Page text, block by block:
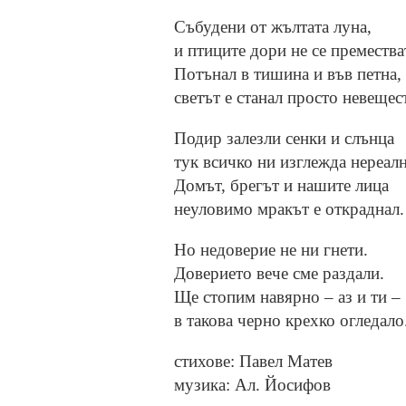
Събудени от жълтата луна,
и птиците дори не се
Потънал в тишина и във петна,
светът е станал просто
Подир залезли сенки и слънца
тук всичко ни изглежда
Домът, брегът и нашите лица
неуловимо мракът е откраднал.
Но недоверие не ни гнети.
Доверието вече сме раздали.
Ще стопим навярно – аз и ти –
в такова черно крехко
стихове: Павел Матев
музика: Ал. Йосифов